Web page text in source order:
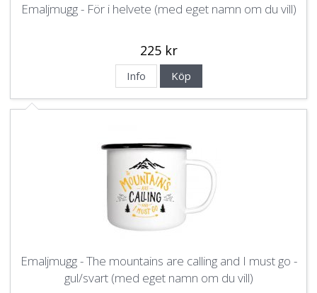
Emaljmugg - För i helvete (med eget namn om du vill)
225 kr
Info Köp
Emaljmugg - The mountains are calling and I must go -
gul/svart (med eget namn om du vill)